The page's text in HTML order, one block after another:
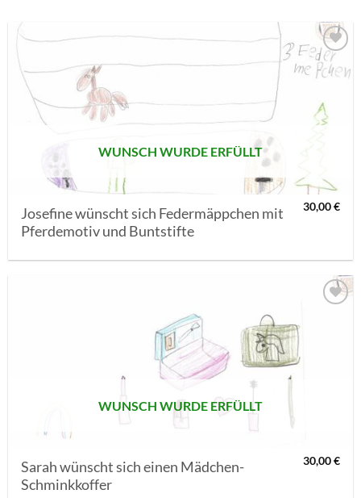
AUF MEINE
MERKLISTE
WUNSCH WURDE ERFÜLLT
Josefine wünscht sich Federmäppchen mit
Pferdemotiv und Buntstifte
30,00€
MERKLISTE
SETZEN
WUNSCH WURDE ERFÜLLT
Sarah wünscht sich einen Mädchen-
Schminkkoffer
30,00€